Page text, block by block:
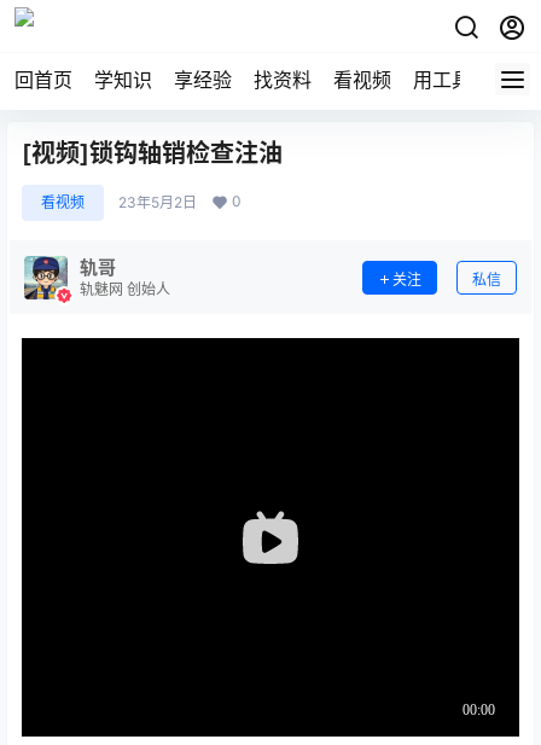
回首页 学知识 享经验 找资料 看视频 用工具 论技
[视频]锁钩轴销检查注油
看视频 23年5月2日 0
轨哥
轨魅网 创始人
关注 私信